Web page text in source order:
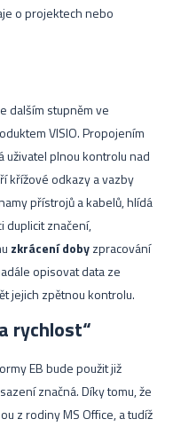
o projektech nebo
dalším stupněm ve
VISIO. Propojením
uživatel plnou kontrolu nad
křížové odkazy a vazby
přístrojů a kabelů, hlídá
duplicit značení,
zkrácení dobyzpracování
opisovat data ze
jejich zpětnou kontrolu.
rychlost“
EB bude použit již
značná. Díky tomu, že
z rodiny MS Office, a tudíž